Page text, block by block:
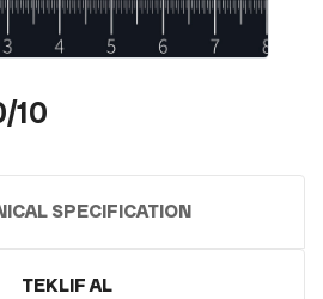
10
SPECIFICATION
TEKLIF AL